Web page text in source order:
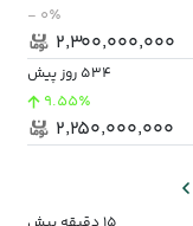
- ۰٪
۲٬۳۰۰٬۰۰۰٬۰۰۰
534 روز پیش
9.55٪
۲٬۲۵۰٬۰۰۰٬۰۰۰